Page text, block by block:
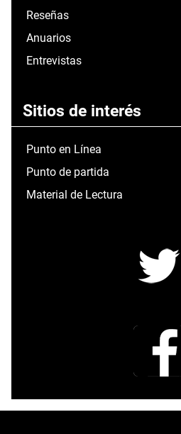
Reseñas
Anuarios
Entrevistas
Sitios de interés
Punto en Línea
Punto de partida
Material de Lectura